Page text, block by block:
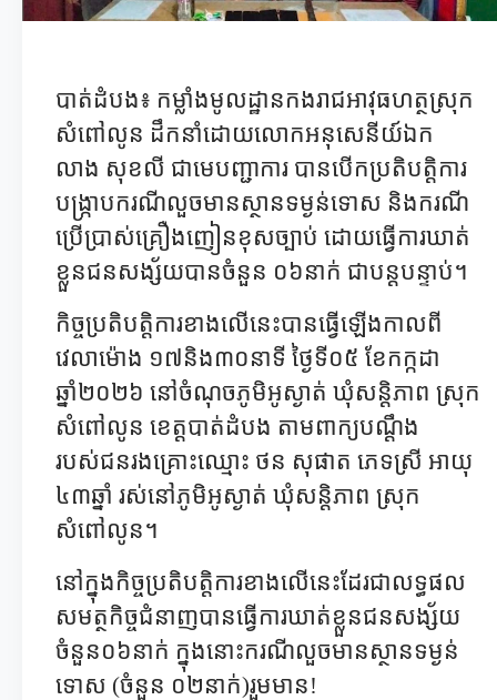
បាត់ដំបង៖ កម្លាំងមូលដ្ឋានកងរាជអាវុធហត្ថស្រុក
សំពៅលូន ដឹកនាំដោយលោកអនុសេនីយ៍ឯក
លាង សុខលី ជាមេបញ្ជាការ បានបើកប្រតិបត្តិការ
បង្ក្រាបករណីលួចមានស្ថានទម្ងន់ទោស និងករណី
ប្រើប្រាស់គ្រឿងញៀនខុសច្បាប់ ដោយធ្វើការឃាត់
ខ្លួនជនសង្ស័យបានចំនួន ០៦នាក់ ជាបន្តបន្ទាប់។
កិច្ចប្រតិបត្តិការខាងលើនេះបានធ្វើឡើងកាលពី
វេលាម៉ោង ១៧និង៣០នាទី ថ្ងៃទី០៥ ខែកក្កដា
ឆ្នាំ២០២៦ នៅចំណុចភូមិអូស្ងាត់ ឃុំសន្តិភាព ស្រុក
សំពៅលូន ខេត្តបាត់ដំបង តាមពាក្យបណ្ដឹង
របស់ជនរងគ្រោះឈ្មោះ ថន សុផាត ភេទស្រី អាយុ
៤៣ឆ្នាំ រស់នៅភូមិអូស្ងាត់ ឃុំសន្តិភាព ស្រុក
សំពៅលូន។
នៅក្នុងកិច្ចប្រតិបត្តិការខាងលើនេះដែរជាលទ្ធផល
សមត្ថកិច្ចជំនាញបានធ្វើការឃាត់ខ្លួនជនសង្ស័យ
ចំនួន០៦នាក់ ក្នុងនោះករណីលួចមានស្ថានទម្ងន់
ទោស (ចំនួន ០២នាក់)រួមមាន!